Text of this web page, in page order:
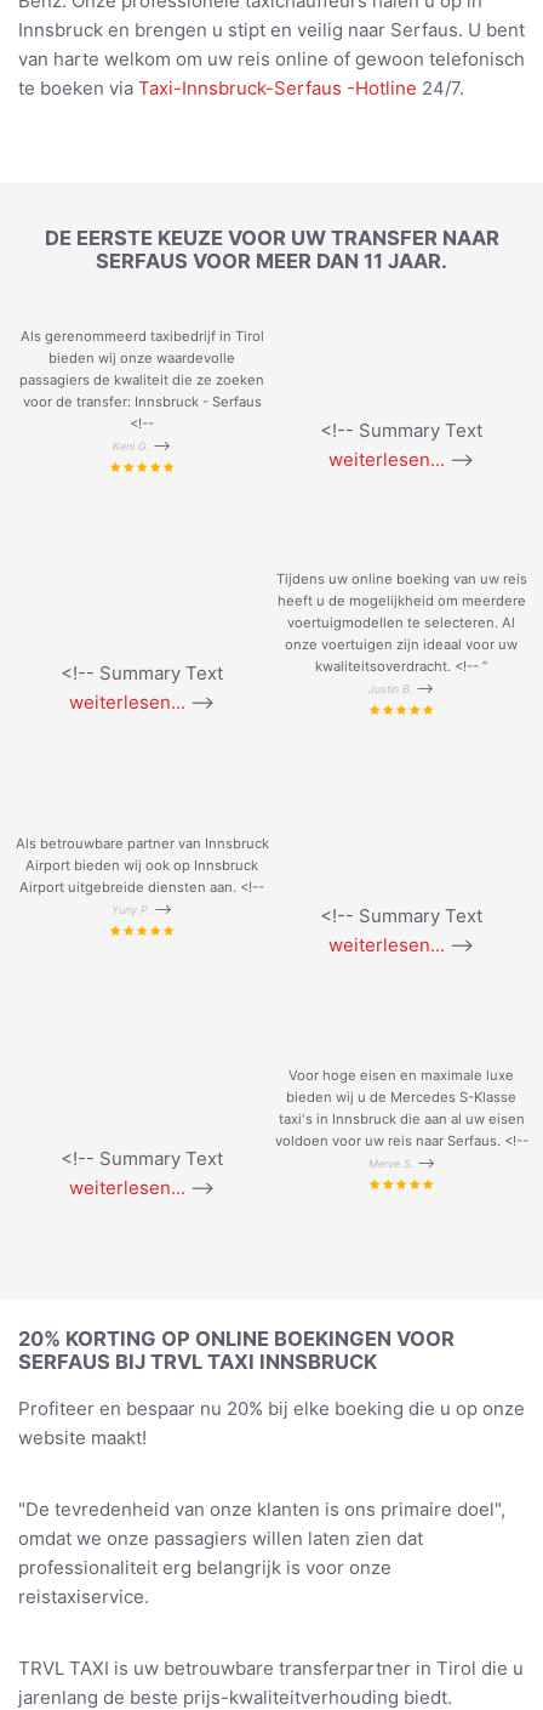
Innsbruck en brengen u stipt en veilig naar Serfaus. U bent
van harte welkom om uw reis online of gewoon telefonisch
te boeken via Taxi-Innsbruck-Serfaus -Hotline 24/7.
DE EERSTE KEUZE VOOR UW TRANSFER NAAR
SERFAUS VOOR MEER DAN 11 JAAR.
Als gerenommeerd taxibedrijf in Tirol
bieden wij onze waardevolle
passagiers de kwaliteit die ze zoeken
voor de transfer: Innsbruck - Serfaus
<!--
Keni G. -->
<!-- Summary Text
weiterlesen... -->
<!-- Summary Text
weiterlesen... -->
Tijdens uw online boeking van uw reis
heeft u de mogelijkheid om meerdere
voertuigmodellen te selecteren. Al
onze voertuigen zijn ideaal voor uw
kwaliteitsoverdracht. <!-- ”
Justin B. -->
Als betrouwbare partner van Innsbruck
Airport bieden wij ook op Innsbruck
Airport uitgebreide diensten aan. <!--
Yuriy P. -->
<!-- Summary Text
weiterlesen... -->
<!-- Summary Text
weiterlesen... -->
Voor hoge eisen en maximale luxe
bieden wij u de Mercedes S-Klasse
taxi's in Innsbruck die aan al uw eisen
voldoen voor uw reis naar Serfaus. <!--
Merve S. -->
20% KORTING OP ONLINE BOEKINGEN VOOR
SERFAUS BIJ TRVL TAXI INNSBRUCK
Profiteer en bespaar nu 20% bij elke boeking die u op onze
website maakt!
"De tevredenheid van onze klanten is ons primaire doel",
omdat we onze passagiers willen laten zien dat
professionaliteit erg belangrijk is voor onze
reistaxiservice.
TRVL TAXI is uw betrouwbare transferpartner in Tirol die u
jarenlang de beste prijs-kwaliteitverhouding biedt.